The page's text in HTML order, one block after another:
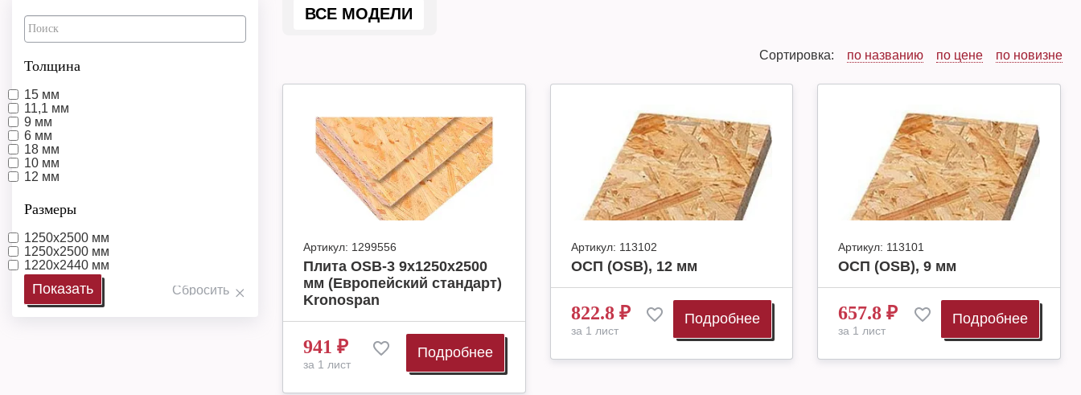
Толщина
15 мм
11,1 мм
9 мм
6 мм
18 мм
10 мм
12 мм
Размеры
1250х2500 мм
1250х2500 мм
1220х2440 мм
ВСЕ МОДЕЛИ
Сортировка: по названию по цене по новизне
Артикул: 1299556
Плита OSB-3 9х1250х2500
мм (Европейский стандарт)
Kronospan
941 ₽
за 1 лист
Подробнее
Артикул: 113102
ОСП (OSB), 12 мм
822.8₽
за 1 лист
Подробнее
Артикул: 113101
ОСП (OSB), 9 мм
657.8 ₽
за 1 лист
Подробнее